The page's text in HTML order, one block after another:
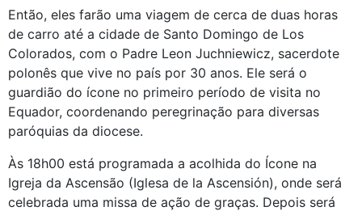
Então, eles farão uma viagem de cerca de duas horas
de carro até a cidade de Santo Domingo de Los
Colorados, com o Padre Leon Juchniewicz, sacerdote
polonês que vive no país por 30 anos. Ele será o
guardião do ícone no primeiro período de visita no
Equador, coordenando peregrinação para diversas
paróquias da diocese.
Às 18h00 está programada a acolhida do Ícone na
Igreja da Ascensão (Iglesa de la Ascensión), onde será
celebrada uma missa de ação de graças. Depois será